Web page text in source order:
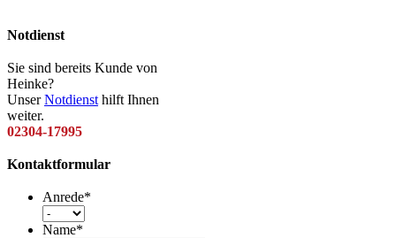
Notdienst
Sie sind bereits Kunde von
Heinke?
UnserNotdienst hilft Ihnen
weiter.
02304-17995
Kontaktformular
Anrede*
Name*